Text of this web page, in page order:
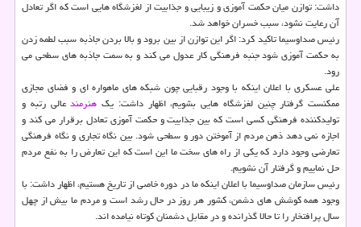
داشت: توازن میان حکمت آموزی و زیبایی و جذابیت از لغزشگاه هایی است که اگر تعادل
آن رعایت نشود، سبب خسران خواهد شد.
رئیس صداوسیما تاکید کرد: اگر این توازن از بین برود و بالا بردن جاذبه سبب لطمه زدن
به حکمت آموزی شود جنبه فرهنگی کار عدول می کند و به سمت جاذبه های سطحی می
رود.
علی عسکری با اعلان اینکه با وجود رقبایی چون شبکه های ماهواره ای و فضای مجازی
ممکنست گرفتار چنین لغزشگاه هایی بشویم، اظهار داشت: یک هنرمندعالی رتبه و
تولیدکننده فرهنگی کسی است که بین جذابیت و حکمت آموزی تعادل برقرار می کند و
اجازه نمی دهد ذهن مردم از آموختن دور و سطحی شود. بین نگاه تجاری و نگاه فرهنگی
تعارضی وجود دارد که یکی از راه های سخت ما این است که این تعارض را به نفع مردم
حل نماییم و گرفتار آن نشویم.
رئیس سازمان صداوسیما با اعلان اینکه ما در دوره خاصی از تاریخ هستیم، اظهار داشت: با
وجود همه کوشش های دشمن، کشور هر روز در حال رشد است و مردم ما بیش از چهل
سال پرافتخار را تا حالا گذرانده و در مقابل دشمنان کوتاه نیامده اند.